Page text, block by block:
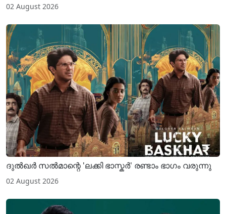
02 August 2026
ദുൽഖർ സൽമാന്റെ 'ലക്കി ഭാസ്കർ' രണ്ടാം ഭാഗം വരുന്നു
02 August 2026